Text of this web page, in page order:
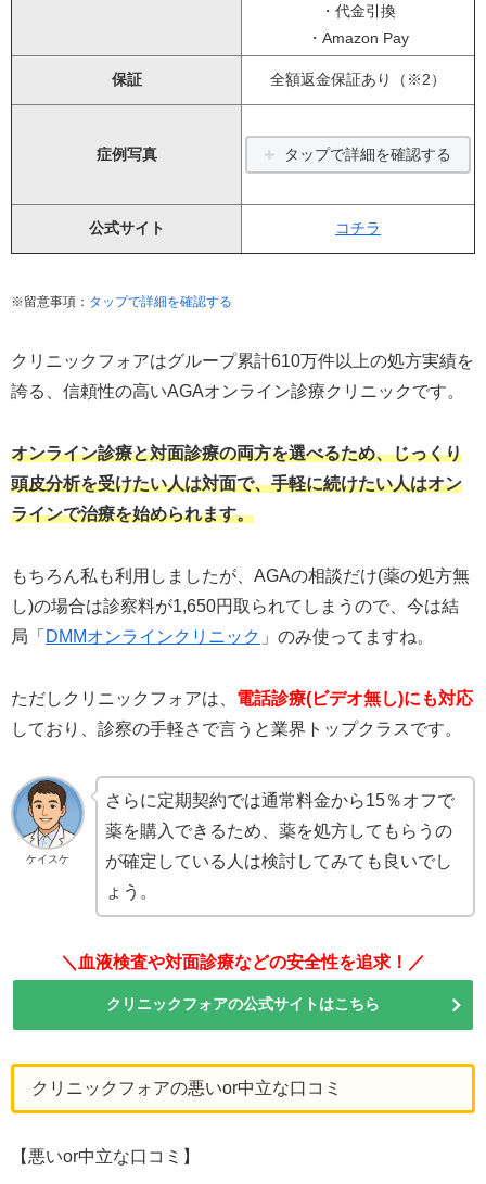
・代金引換
・Amazon Pay
保証 全額返金保証あり（※2）
症例写真 タップで詳細を確認する
公式サイト コチラ
※留意事項： タップで詳細を確認する
クリニックフォアはグループ累計610万件以上の処方実績を
誇る、信頼性の高いAGAオンライン診療クリニックです。
オンライン診療と対面診療の両方を選べるため、じっくり
頭皮分析を受けたい人は対面で、手軽に続けたい人はオン
ラインで治療を始められます。
もちろん私も利用しましたが、AGAの相談だけ(薬の処方無
し)の場合は診察料が1,650円取られてしまうので、今は結
局「 DMMオンラインクリニック 」のみ使ってますね。
ただしクリニックフォアは、 電話診療(ビデオ無し)にも対応
しており、診察の手軽さで言うと業界トップクラスです。
ケイスケ
さらに定期契約では通常料金から15％オフで
薬を購入できるため、薬を処方してもらうの
が確定している人は検討してみても良いでし
ょう。
＼血液検査や対面診療などの安全性を追求！／
クリニックフォアの公式サイトはこちら
クリニックフォアの悪いor中立な口コミ
【悪いor中立な口コミ】